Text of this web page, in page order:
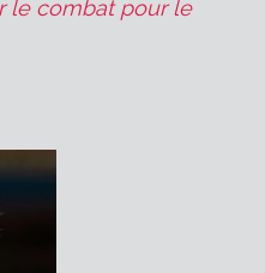
le combat pour le